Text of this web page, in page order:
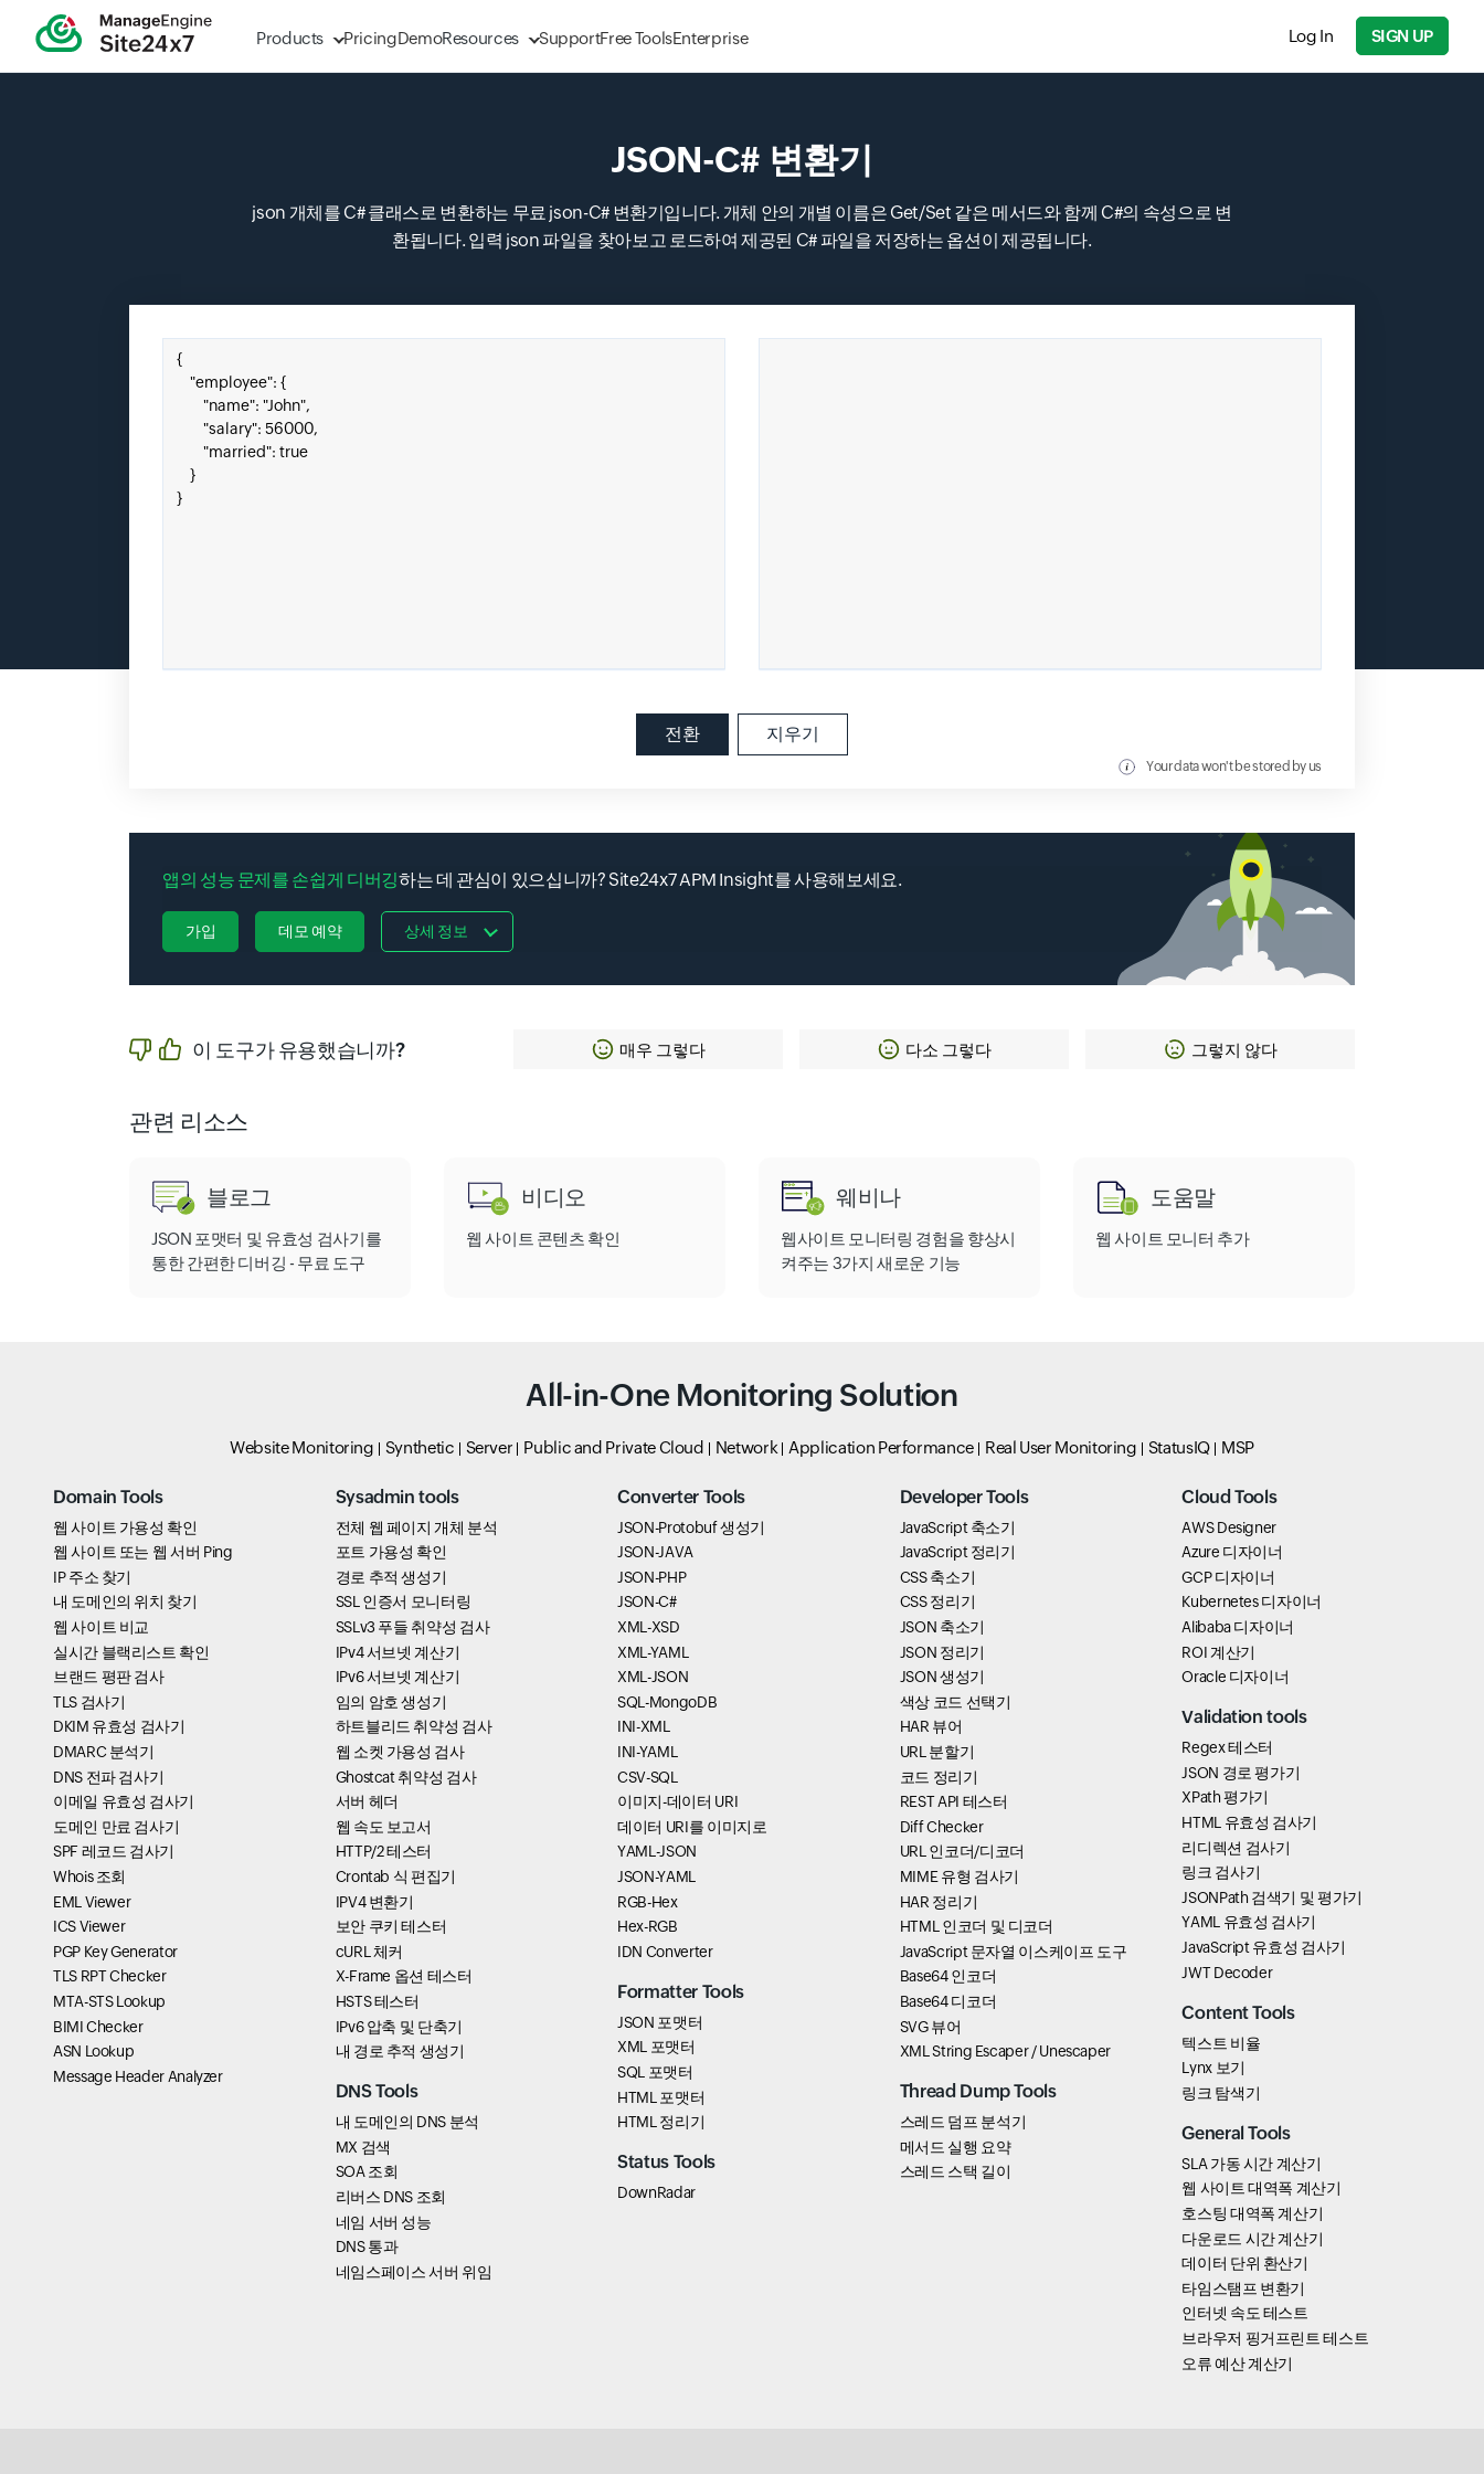
Products PricingDemoResources SupportFree ToolsEnterprise Log In SIGN UP
JSON-C# 변환기
json 개체를 C# 클래스로 변환하는 무료 json-C# 변환기입니다. 개체 안의 개별 이름은 Get/Set 같은 메서드와 함께 C#의 속성으로 변
환됩니다. 입력 json 파일을 찾아보고 로드하여 제공된 C# 파일을 저장하는 옵션이 제공됩니다.
Input field
여기에 JSON을 붙여 넣으십시오.
전환 지우기
Your data won't be stored by us
앱의 성능 문제를 손쉽게 디버깅하는 데 관심이 있으십니까? Site24x7 APM Insight를 사용해보세요.
가입 데모 예약 상세 정보
이 도구가 유용했습니까? 매우 그렇다 다소 그렇다 그렇지 않다
관련 리소스
블로그
JSON 포맷터 및 유효성 검사기를
통한 간편한 디버깅 - 무료 도구
비디오
웹 사이트 콘텐츠 확인
웨비나
웹사이트 모니터링 경험을 향상시
켜주는 3가지 새로운 기능
도움말
웹 사이트 모니터 추가
All-in-One Monitoring Solution
Website Monitoring Synthetic Server Public and Private Cloud Network Application Performance Real User Monitoring StatusIQ MSP
Domain Tools
웹 사이트 가용성 확인
웹 사이트 또는 웹 서버 Ping
IP 주소 찾기
내 도메인의 위치 찾기
웹 사이트 비교
실시간 블랙리스트 확인
브랜드 평판 검사
TLS 검사기
DKIM 유효성 검사기
DMARC 분석기
DNS 전파 검사기
이메일 유효성 검사기
도메인 만료 검사기
SPF 레코드 검사기
Whois 조회
EML Viewer
ICS Viewer
PGP Key Generator
TLS RPT Checker
MTA-STS Lookup
BIMI Checker
ASN Lookup
Message Header Analyzer
Sysadmin tools
전체 웹 페이지 개체 분석
포트 가용성 확인
경로 추적 생성기
SSL 인증서 모니터링
SSLv3 푸들 취약성 검사
IPv4 서브넷 계산기
IPv6 서브넷 계산기
임의 암호 생성기
하트블리드 취약성 검사
웹 소켓 가용성 검사
Ghostcat 취약성 검사
서버 헤더
웹 속도 보고서
HTTP/2 테스터
Crontab 식 편집기
IPV4 변환기
보안 쿠키 테스터
cURL 체커
X-Frame 옵션 테스터
HSTS 테스터
IPv6 압축 및 단축기
내 경로 추적 생성기
DNS Tools
내 도메인의 DNS 분석
MX 검색
SOA 조회
리버스 DNS 조회
네임 서버 성능
DNS 통과
네임스페이스 서버 위임
Converter Tools
JSON-Protobuf 생성기
JSON-JAVA
JSON-PHP
JSON-C#
XML-XSD
XML-YAML
XML-JSON
SQL-MongoDB
INI-XML
INI-YAML
CSV-SQL
이미지-데이터 URI
데이터 URI를 이미지로
YAML-JSON
JSON-YAML
RGB-Hex
Hex-RGB
IDN Converter
Formatter Tools
JSON 포맷터
XML 포맷터
SQL 포맷터
HTML 포맷터
HTML 정리기
Status Tools
DownRadar
Developer Tools
JavaScript 축소기
JavaScript 정리기
CSS 축소기
CSS 정리기
JSON 축소기
JSON 정리기
JSON 생성기
색상 코드 선택기
HAR 뷰어
URL 분할기
코드 정리기
REST API 테스터
Diff Checker
URL 인코더/디코더
MIME 유형 검사기
HAR 정리기
HTML 인코더 및 디코더
JavaScript 문자열 이스케이프 도구
Base64 인코더
Base64 디코더
SVG 뷰어
XML String Escaper / Unescaper
Thread Dump Tools
스레드 덤프 분석기
메서드 실행 요약
스레드 스택 길이
Cloud Tools
AWS Designer
Azure 디자이너
GCP 디자이너
Kubernetes 디자이너
Alibaba 디자이너
ROI 계산기
Oracle 디자이너
Validation tools
Regex 테스터
JSON 경로 평가기
XPath 평가기
HTML 유효성 검사기
리디렉션 검사기
링크 검사기
JSONPath 검색기 및 평가기
YAML 유효성 검사기
JavaScript 유효성 검사기
JWT Decoder
Content Tools
텍스트 비율
Lynx 보기
링크 탐색기
General Tools
SLA 가동 시간 계산기
웹 사이트 대역폭 계산기
호스팅 대역폭 계산기
다운로드 시간 계산기
데이터 단위 환산기
타임스탬프 변환기
인터넷 속도 테스트
브라우저 핑거프린트 테스트
오류 예산 계산기